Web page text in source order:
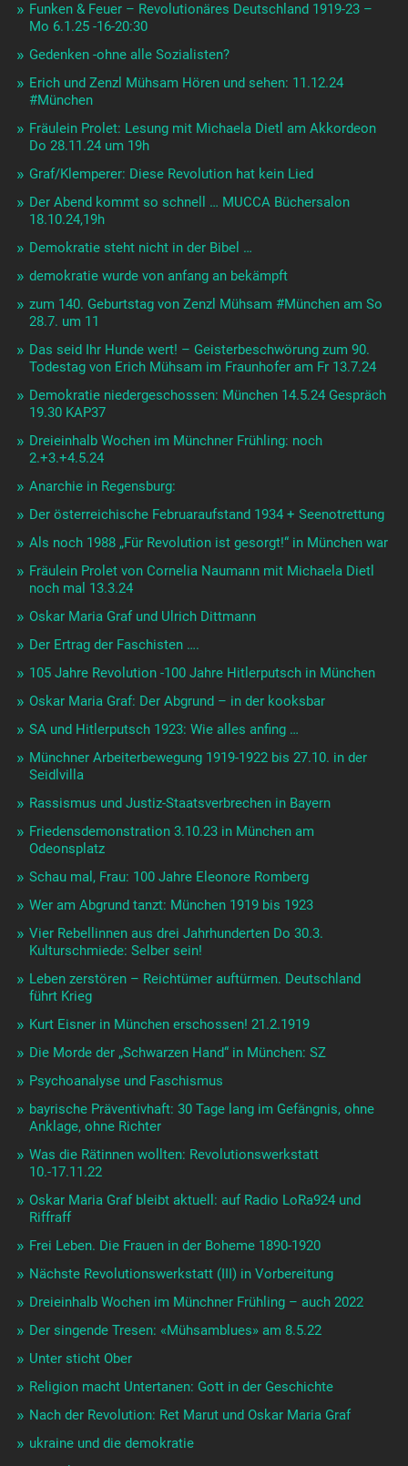
Funken & Feuer – Revolutionäres Deutschland 1919-23 –
Mo 6.1.25 -16-20:30
Gedenken -ohne alle Sozialisten?
Erich und Zenzl Mühsam Hören und sehen: 11.12.24
#München
Fräulein Prolet: Lesung mit Michaela Dietl am Akkordeon
Do 28.11.24 um 19h
Graf/Klemperer: Diese Revolution hat kein Lied
Der Abend kommt so schnell … MUCCA Büchersalon
18.10.24,19h
Demokratie steht nicht in der Bibel …
demokratie wurde von anfang an bekämpft
zum 140. Geburtstag von Zenzl Mühsam #München am So
28.7. um 11
Das seid Ihr Hunde wert! – Geisterbeschwörung zum 90.
Todestag von Erich Mühsam im Fraunhofer am Fr 13.7.24
Demokratie niedergeschossen: München 14.5.24 Gespräch
19.30 KAP37
Dreieinhalb Wochen im Münchner Frühling: noch
2.+3.+4.5.24
Anarchie in Regensburg:
Der österreichische Februaraufstand 1934 + Seenotrettung
Als noch 1988 „Für Revolution ist gesorgt!“ in München war
Fräulein Prolet von Cornelia Naumann mit Michaela Dietl
noch mal 13.3.24
Oskar Maria Graf und Ulrich Dittmann
Der Ertrag der Faschisten ….
105 Jahre Revolution -100 Jahre Hitlerputsch in München
Oskar Maria Graf: Der Abgrund – in der kooksbar
SA und Hitlerputsch 1923: Wie alles anfing …
Münchner Arbeiterbewegung 1919-1922 bis 27.10. in der
Seidlvilla
Rassismus und Justiz-Staatsverbrechen in Bayern
Friedensdemonstration 3.10.23 in München am
Odeonsplatz
Schau mal, Frau: 100 Jahre Eleonore Romberg
Wer am Abgrund tanzt: München 1919 bis 1923
Vier Rebellinnen aus drei Jahrhunderten Do 30.3.
Kulturschmiede: Selber sein!
Leben zerstören – Reichtümer auftürmen. Deutschland
führt Krieg
Kurt Eisner in München erschossen! 21.2.1919
Die Morde der „Schwarzen Hand“ in München: SZ
Psychoanalyse und Faschismus
bayrische Präventivhaft: 30 Tage lang im Gefängnis, ohne
Anklage, ohne Richter
Was die Rätinnen wollten: Revolutionswerkstatt
10.-17.11.22
Oskar Maria Graf bleibt aktuell: auf Radio LoRa924 und
Riffraff
Frei Leben. Die Frauen in der Boheme 1890-1920
Nächste Revolutionswerkstatt (III) in Vorbereitung
Dreieinhalb Wochen im Münchner Frühling – auch 2022
Der singende Tresen: «Mühsamblues» am 8.5.22
Unter sticht Ober
Religion macht Untertanen: Gott in der Geschichte
Nach der Revolution: Ret Marut und Oskar Maria Graf
ukraine und die demokratie